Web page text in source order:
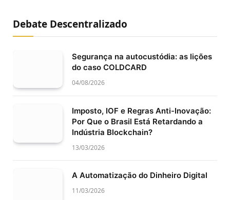
Debate Descentralizado
Segurança na autocustódia: as lições
do caso COLDCARD
04/08/2026
Imposto, IOF e Regras Anti-Inovação:
Por Que o Brasil Está Retardando a
Indústria Blockchain?
13/03/2026
A Automatização do Dinheiro Digital
11/03/2026